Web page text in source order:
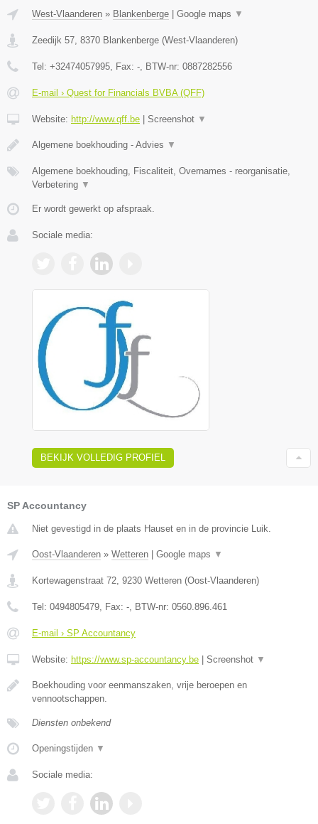
West-Vlaanderen » Blankenberge Google maps ▼
Zeedijk 57, 8370 Blankenberge (West-Vlaanderen)
Tel: +32474057995, Fax: -, BTW-nr: 0887282556
E-mail › Quest for Financials BVBA (QFF)
Website: http://www.qff.be Screenshot ▼
Algemene boekhouding - Advies ▼
Algemene boekhouding, Fiscaliteit, Overnames - reorganisatie,
Verbetering ▼
Er wordt gewerkt op afspraak.
Sociale media:
BEKIJK VOLLEDIG PROFIEL
SP Accountancy
Niet gevestigd in de plaats Hauset en in de provincie Luik.
Oost-Vlaanderen » Wetteren Google maps ▼
Kortewagenstraat 72 9230 Wetteren (Oost-Vlaanderen)
Tel: 0494805479 , Fax: - , BTW-nr: 0560.896.461
E-mail › SP Accountancy
Website: https://www.sp-accountancy.be Screenshot ▼
Boekhouding voor eenmanszaken, vrije beroepen en
vennootschappen.
Diensten onbekend
Openingstijden ▼
Sociale media: